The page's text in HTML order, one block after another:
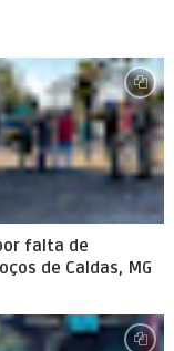
falta de
de Caldas, MG